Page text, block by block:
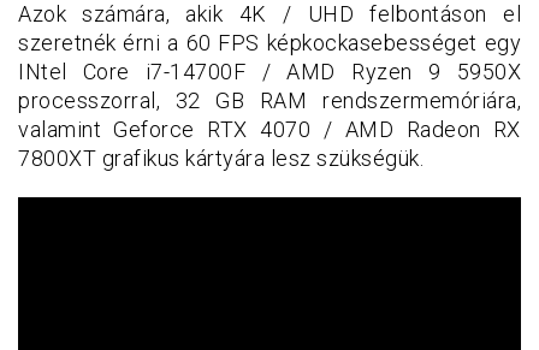
Azok számára, akik 4K / UHD felbontáson el
szeretnék érni a 60 FPS képkockasebességet egy
INtel Core i7-14700F / AMD Ryzen 9 5950X
processzorral, 32 GB RAM rendszermemóriára,
valamint Geforce RTX 4070 / AMD Radeon RX
7800XT grafikus kártyára lesz szükségük.